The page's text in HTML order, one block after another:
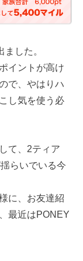
した。
イントが高け
で、やはりハ
し気を使う必
て、2ティア
らいでいる今
に、お友達紹
最近はPONEY